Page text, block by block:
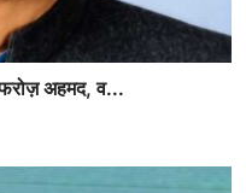
अहमद, व...